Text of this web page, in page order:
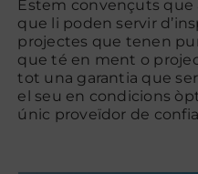
Estem convençuts
que li poden servir
projectes que tenen
que té en ment o
tot una garantia que
el seu en condicions
únic proveïdor de